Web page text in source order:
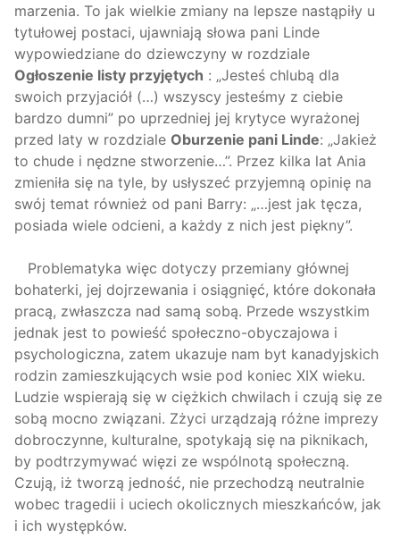
marzenia. To jak wielkie zmiany na lepsze nastąpiły u
tytułowej postaci, ujawniają słowa pani Linde
wypowiedziane do dziewczyny w rozdziale
Ogłoszenie listy przyjętych : „Jesteś chlubą dla
swoich przyjaciół (…) wszyscy jesteśmy z ciebie
bardzo dumni” po uprzedniej jej krytyce wyrażonej
przed laty w rozdziale Oburzenie pani Linde: „Jakież
to chude i nędzne stworzenie…”. Przez kilka lat Ania
zmieniła się na tyle, by usłyszeć przyjemną opinię na
swój temat również od pani Barry: „…jest jak tęcza,
posiada wiele odcieni, a każdy z nich jest piękny”.
Problematyka więc dotyczy przemiany głównej
bohaterki, jej dojrzewania i osiągnięć, które dokonała
pracą, zwłaszcza nad samą sobą. Przede wszystkim
jednak jest to powieść społeczno-obyczajowa i
psychologiczna, zatem ukazuje nam byt kanadyjskich
rodzin zamieszkujących wsie pod koniec XIX wieku.
Ludzie wspierają się w ciężkich chwilach i czują się ze
sobą mocno związani. Zżyci urządzają różne imprezy
dobroczynne, kulturalne, spotykają się na piknikach,
by podtrzymywać więzi ze wspólnotą społeczną.
Czują, iż tworzą jedność, nie przechodzą neutralnie
wobec tragedii i uciech okolicznych mieszkańców, jak
i ich występków.